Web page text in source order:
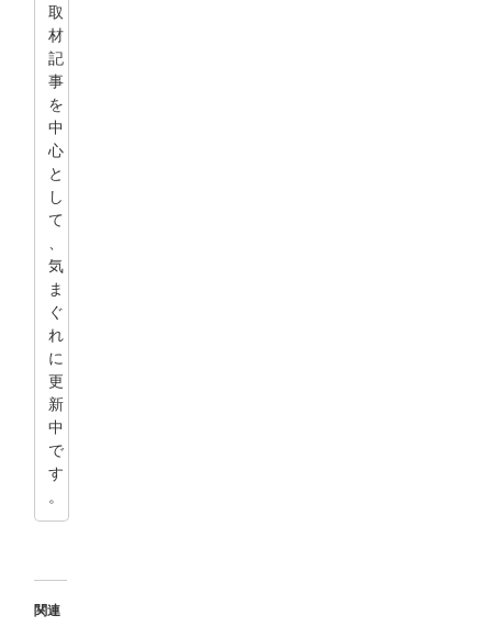
取
材
記
事
を
中
心
と
し
て
気
ま
ぐ
れ
に
更
新
中
で
す
。
関連